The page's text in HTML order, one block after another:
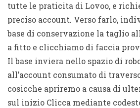
tutte le praticita di Lovoo, e
preciso account. Verso farlo,
base di conservazione la taglio
a fitto e clicchiamo di faccia
Il base inviera nello spazio di
all’account consumato di
cosicche apriremo a causa di
sul inizio Clicca mediante